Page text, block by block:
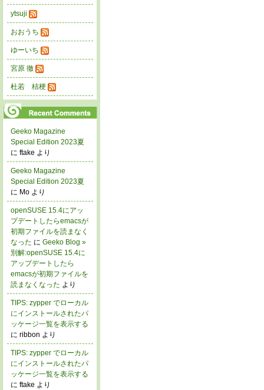
ytsuji
おおうち
ゆーいち
宮原 徹
杜若 桔梗
Geeko Magazine
Special Edition 2023夏
に ftake より
Geeko Magazine
Special Edition 2023夏
に Mo より
openSUSE 15.4にアッ
プデートしたらemacsが
初期ファイルを読まなく
なった に Geeko Blog »
別解:openSUSE 15.4に
アップデートしたら
emacsが初期ファイルを
読まなくなった より
TIPS: zypper でローカル
にインストールされたパ
ッケージ一覧を表示する
に ribbon より
TIPS: zypper でローカル
にインストールされたパ
ッケージ一覧を表示する
に ftake より